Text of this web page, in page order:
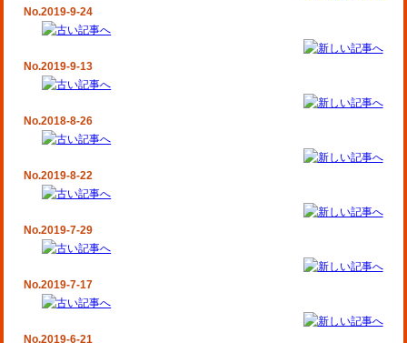
No.2019-9-24
No.2019-9-13
No.2018-8-26
No.2019-8-22
No.2019-7-29
No.2019-7-17
No.2019-6-21